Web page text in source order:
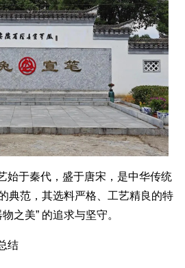
始于秦代，盛于唐宋，是中华传统
典范，其选料严格、工艺精良的特
之美” 的追求与坚守。
结